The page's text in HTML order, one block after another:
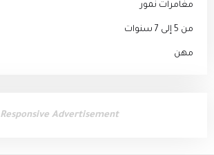
مغامرات نمور
من 5 إلى 7 سنوات
مهن
Responsive Advertisement